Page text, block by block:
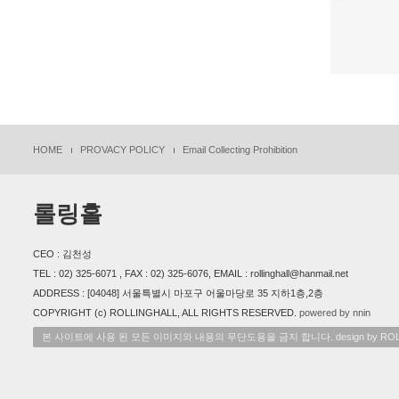
HOME PROVACY POLICY Email Collecting Prohibition
롤링홀
CEO : 김천성
TEL : 02) 325-6071 , FAX : 02) 325-6076, EMAIL : rollinghall@hanmail.net
ADDRESS : [04048] 서울특별시 마포구 어울마당로 35 지하1층,2층
COPYRIGHT (c) ROLLINGHALL, ALL RIGHTS RESERVED. powered by nnin
본 사이트에 사용 된 모든 이미지와 내용의 무단도용을 금지 합니다. design by